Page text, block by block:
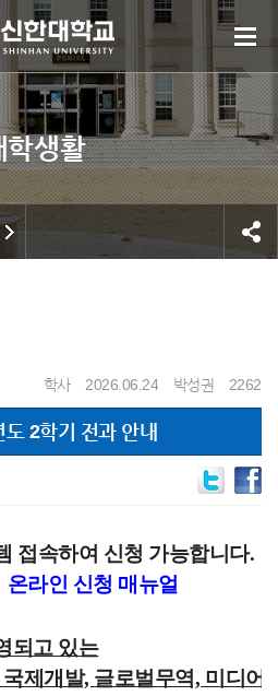
학사 2026.06.24 박성권 2262
2학기 전과 안내
접속하여 신청 가능합니다.
온라인 신청 매뉴얼
되고 있는
제개발, 글로벌무역, 미디어